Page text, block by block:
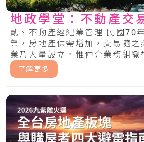
地政學堂：不動產交
貳、不動產經紀業管理 民國70
榮，房地產供需增加，交易隨之
業乃大量設立。惟仲介業務組
了解更多